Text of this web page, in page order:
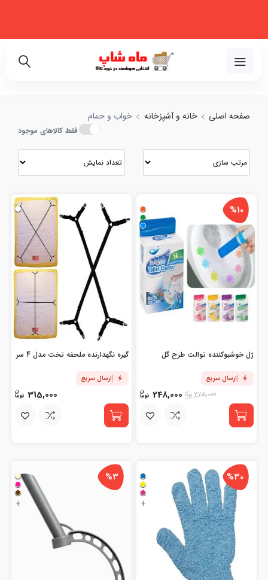
و مقایسه انواع خواب و حمام با بهترین قیمت
صفحه اصلی خانه و آشپزخانه خواب و حمام
فقط کالاهای موجود
%10
ژل خوشبوکننده توالت طرح گل
ارسال سریع
275,000
248,000
گیره نگهدارنده ملحفه تخت مدل 4 سر
ارسال سریع
315,000
%30
+
%3
+